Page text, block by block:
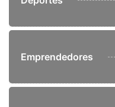
Emprendedores